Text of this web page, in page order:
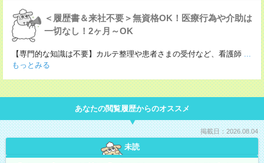
＜履歴書＆来社不要＞無資格OK！医療行為や介助は
一切なし！2ヶ月～OK
【専門的な知識は不要】カルテ整理や患者さまの受付など、看護師 ...
もっとみる
あなたの閲覧履歴からのオススメ
掲載日：2026.08.04
未読